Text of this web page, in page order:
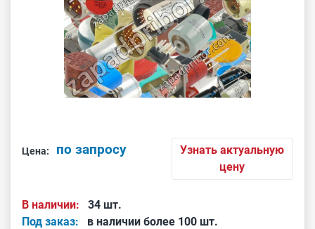
Цена: по запросу
Узнать актуальную
цену
В наличии:
34 шт.
Под заказ:
в наличии более 100 шт.